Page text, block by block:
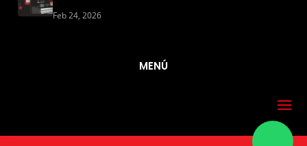
Feb 24, 2026
MENÚ